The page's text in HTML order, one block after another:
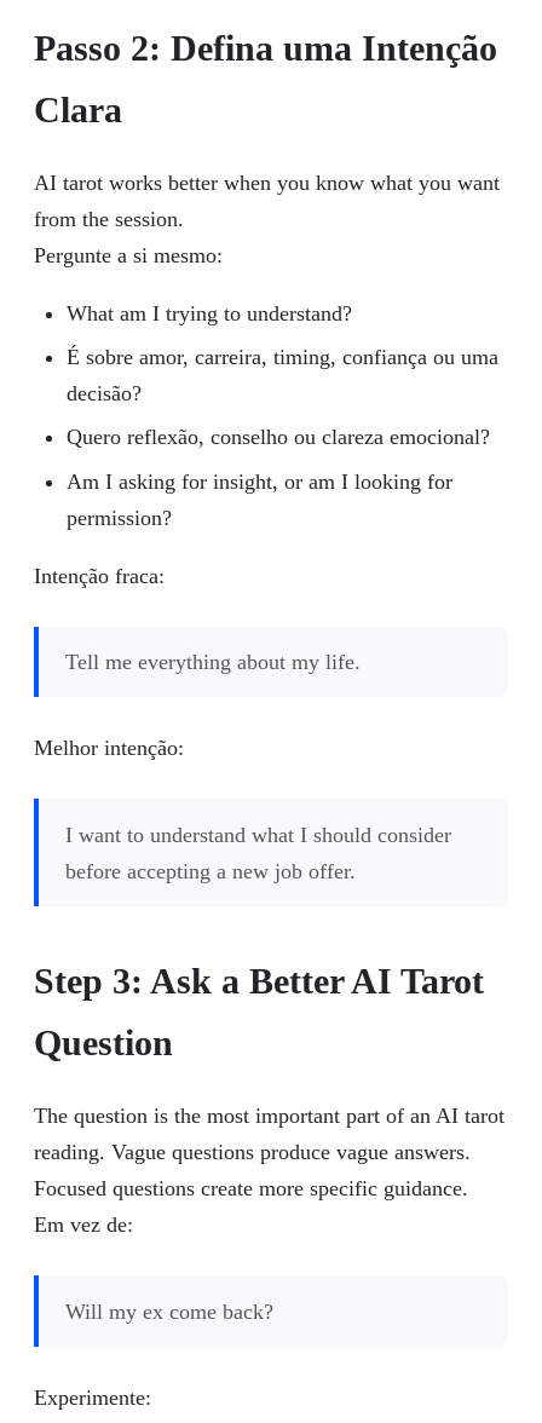
Passo 2: Defina uma Intenção
Clara
AI tarot works better when you know what you want
from the session.
Pergunte a si mesmo:
What am I trying to understand?
É sobre amor, carreira, timing, confiança ou uma
decisão?
Quero reflexão, conselho ou clareza emocional?
Am I asking for insight, or am I looking for
permission?
Intenção fraca:
Tell me everything about my life.
Melhor intenção:
I want to understand what I should consider
before accepting a new job offer.
Step 3: Ask a Better AI Tarot
Question
The question is the most important part of an AI tarot
reading. Vague questions produce vague answers.
Focused questions create more specific guidance.
Em vez de:
Will my ex come back?
Experimente: